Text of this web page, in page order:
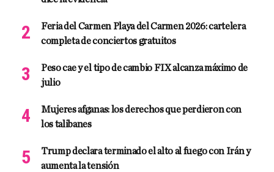
Feria del Carmen Playa del Carmen 2026: cartelera
completa de conciertos gratuitos
Peso cae y el tipo de cambio FIX alcanza máximo de
julio
Mujeres afganas: los derechos que perdieron con
los talibanes
Trump declara terminado el alto al fuego con Irán y
aumenta la tensión